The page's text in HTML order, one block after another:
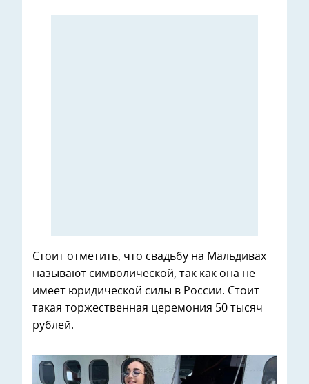
Стоит отметить, что свадьбу на Мальдивах
называют символической, так как она не
имеет юридической силы в России. Стоит
такая торжественная церемония 50 тысяч
рублей.